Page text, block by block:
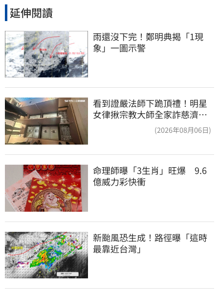
延伸閱讀
雨還沒下完！鄭明典揭「1現
象」一圖示警
看到證嚴法師下跪頂禮！明星
女律揪宗教大師全家詐慈濟…
(2026年08月06日)
命理師曝「3生肖」旺爆　9.6
億威力彩快衝
新颱風恐生成！路徑曝「這時
最靠近台灣」